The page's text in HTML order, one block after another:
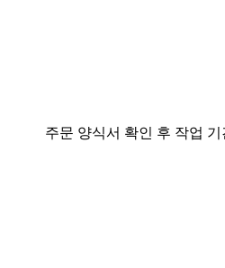
주문 양식서 확인 후 작업